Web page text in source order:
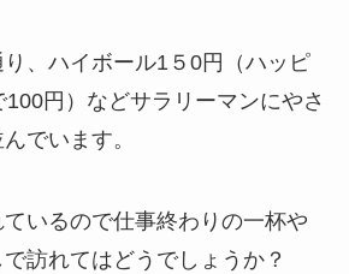
、ハイボール1５0円（ハッピ
円）などサラリーマンにやさ
でいます。
いるので仕事終わりの一杯や
訪れてはどうでしょうか？